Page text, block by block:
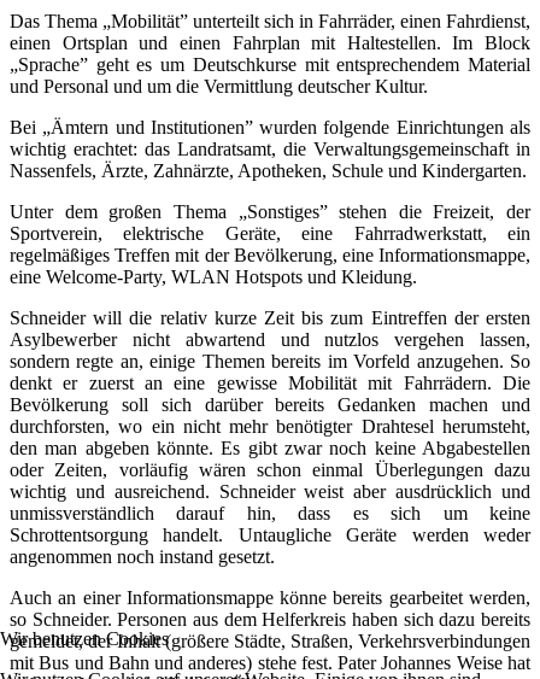
Das Thema „Mobilität” unterteilt sich in Fahrräder, einen Fahrdienst,
einen Ortsplan und einen Fahrplan mit Haltestellen. Im Block
„Sprache” geht es um Deutschkurse mit entsprechendem Material
und Personal und um die Vermittlung deutscher Kultur.
Bei „Ämtern und Institutionen” wurden folgende Einrichtungen als
wichtig erachtet: das Landratsamt, die Verwaltungsgemeinschaft in
Nassenfels, Ärzte, Zahnärzte, Apotheken, Schule und Kindergarten.
Unter dem großen Thema „Sonstiges” stehen die Freizeit, der
Sportverein, elektrische Geräte, eine Fahrradwerkstatt, ein
regelmäßiges Treffen mit der Bevölkerung, eine Informationsmappe,
eine Welcome-Party, WLAN Hotspots und Kleidung.
Schneider will die relativ kurze Zeit bis zum Eintreffen der ersten
Asylbewerber nicht abwartend und nutzlos vergehen lassen,
sondern regte an, einige Themen bereits im Vorfeld anzugehen. So
denkt er zuerst an eine gewisse Mobilität mit Fahrrädern. Die
Bevölkerung soll sich darüber bereits Gedanken machen und
durchforsten, wo ein nicht mehr benötigter Drahtesel herumsteht,
den man abgeben könnte. Es gibt zwar noch keine Abgabestellen
oder Zeiten, vorläufig wären schon einmal Überlegungen dazu
wichtig und ausreichend. Schneider weist aber ausdrücklich und
unmissverständlich darauf hin, dass es sich um keine
Schrottentsorgung handelt. Untaugliche Geräte werden weder
angenommen noch instand gesetzt.
Auch an einer Informationsmappe könne bereits gearbeitet werden,
so Schneider. Personen aus dem Helferkreis haben sich dazu bereits
gemeldet, der Inhalt (größere Städte, Straßen, Verkehrsverbindungen
mit Bus und Bahn und anderes) stehe fest. Pater Johannes Weise hat
Wir benutzen Cookies